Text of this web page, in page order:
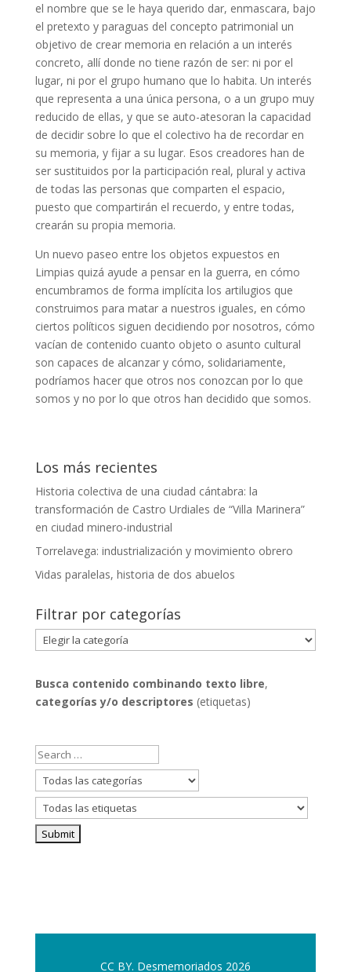
el nombre que se le haya querido dar, enmascara, bajo
el pretexto y paraguas del concepto patrimonial un
objetivo de crear memoria en relación a un interés
concreto, allí donde no tiene razón de ser: ni por el
lugar, ni por el grupo humano que lo habita. Un interés
que representa a una única persona, o a un grupo muy
reducido de ellas, y que se auto-atesoran la capacidad
de decidir sobre lo que el colectivo ha de recordar en
su memoria, y fijar a su lugar. Esos creadores han de
ser sustituidos por la participación real, plural y activa
de todas las personas que comparten el espacio,
puesto que compartirán el recuerdo, y entre todas,
crearán su propia memoria.
Un nuevo paseo entre los objetos expuestos en
Limpias quizá ayude a pensar en la guerra, en cómo
encumbramos de forma implícita los artilugios que
construimos para matar a nuestros iguales, en cómo
ciertos políticos siguen decidiendo por nosotros, cómo
vacían de contenido cuanto objeto o asunto cultural
son capaces de alcanzar y cómo, solidariamente,
podríamos hacer que otros nos conozcan por lo que
somos y no por lo que otros han decidido que somos.
Los más recientes
Historia colectiva de una ciudad cántabra: la
transformación de Castro Urdiales de “Villa Marinera”
en ciudad minero-industrial
Torrelavega: industrialización y movimiento obrero
Vidas paralelas, historia de dos abuelos
Filtrar por categorías
Filtrar
por
Busca contenido combinando texto libre,
categorías y/o descriptores (etiquetas)
CC BY. Desmemoriados 2026